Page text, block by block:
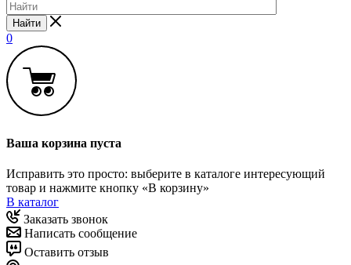
Найти
0
Ваша корзина пуста
Исправить это просто: выберите в каталоге интересующий
товар и нажмите кнопку «В корзину»
В каталог
Заказать звонок
Написать сообщение
Оставить отзыв